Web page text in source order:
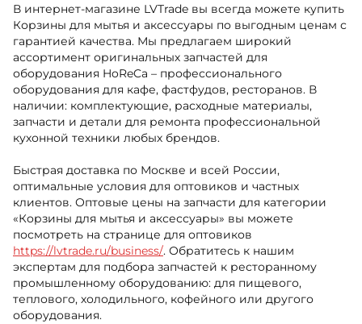
В интернет-магазине LVTrade вы всегда можете купить
Корзины для мытья и аксессуары по выгодным ценам с
гарантией качества. Мы предлагаем широкий
ассортимент оригинальных запчастей для
оборудования HoReCa – профессионального
оборудования для кафе, фастфудов, ресторанов. В
наличии: комплектующие, расходные материалы,
запчасти и детали для ремонта профессиональной
кухонной техники любых брендов.
Быстрая доставка по Москве и всей России,
оптимальные условия для оптовиков и частных
клиентов. Оптовые цены на запчасти для категории
«Корзины для мытья и аксессуары» вы можете
посмотреть на странице для оптовиков
https://lvtrade.ru/business/. Обратитесь к нашим
экспертам для подбора запчастей к ресторанному
промышленному оборудованию: для пищевого,
теплового, холодильного, кофейного или другого
оборудования.